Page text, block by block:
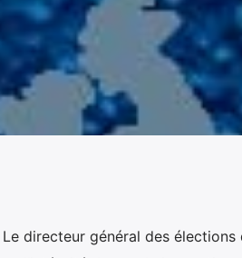
directeur général des